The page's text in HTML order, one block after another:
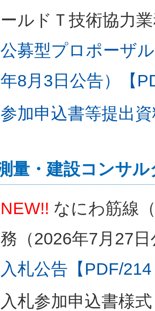
ールドＴ技術協力
公募型プロポーザ
年8月3日公告）【
参加申込書等提出
量・建設コンサル
NEW!! なにわ筋線
務（2026年7月27日
入札公告【PDF/
入札参加申込書様式